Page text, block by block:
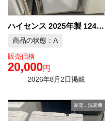
ハイセンス 2025年製 124L 冷蔵庫 中古品販売
商品の状態：A
販売価格
20,000円
2026年8月2日掲載
家電, 洗濯機